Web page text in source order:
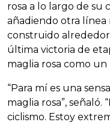
rosa a lo largo de su
añadiendo otra línea
construido alrededor
última victoria de
maglia rosa como
“Para mí es una
maglia rosa”, señaló.
ciclismo. Estoy